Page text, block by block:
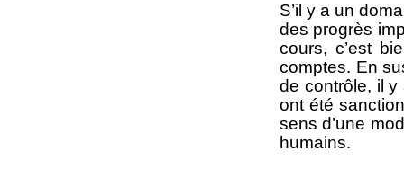
S’il y a un
des progrès
cours, c’est
comptes. En
de contrôle, il
ont été
sens d’une
humains.